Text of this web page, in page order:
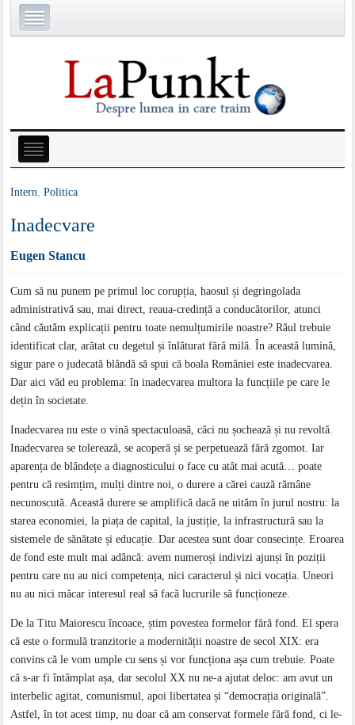
Intern ,Politica
Inadecvare
Eugen Stancu
Cum să nu punem pe primul loc corupția, haosul și degringolada
administrativă sau, mai direct, reaua-credință a conducătorilor, atunci
când căutăm explicații pentru toate nemulțumirile noastre? Răul trebuie
identificat clar, arătat cu degetul și înlăturat fără milă. În această lumină,
sigur pare o judecată blândă să spui că boala României este inadecvarea.
Dar aici văd eu problema: în inadecvarea multora la funcțiile pe care le
dețin în societate.
Inadecvarea nu este o vină spectaculoasă, căci nu șochează și nu revoltă.
Inadecvarea se tolerează, se acoperă și se perpetuează fără zgomot. Iar
aparența de blândețe a diagnosticului o face cu atât mai acută… poate
pentru că resimțim, mulți dintre noi, o durere a cărei cauză rămâne
necunoscută. Această durere se amplifică dacă ne uităm în jurul nostru: la
starea economiei, la piața de capital, la justiție, la infrastructură sau la
sistemele de sănătate și educație. Dar acestea sunt doar consecințe. Eroarea
de fond este mult mai adâncă: avem numeroși indivizi ajunși în poziții
pentru care nu au nici competența, nici caracterul și nici vocația. Uneori
nu au nici măcar interesul real să facă lucrurile să funcționeze.
De la Titu Maiorescu încoace, știm povestea formelor fără fond. El spera
că este o formulă tranzitorie a modernității noastre de secol XIX: era
convins că le vom umple cu sens și vor funcționa așa cum trebuie. Poate
că s-ar fi întâmplat așa, dar secolul XX nu ne-a ajutat deloc: am avut un
interbelic agitat, comunismul, apoi libertatea și “democrația originală”.
Astfel, în tot acest timp, nu doar că am conservat formele fără fond, ci le-